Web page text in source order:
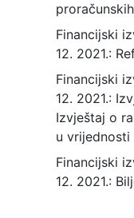
Financijski
12. 2021.:
Financijski
12. 2021.:
Izvještaj o
u
Financijski
12. 2021.: